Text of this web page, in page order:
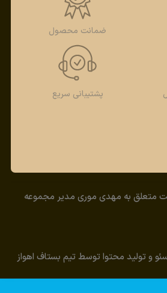
ضمانت محصول
پشتیبانی سریع
متعلق به مهدی موری مدیر مجموعه
و تولید محتوا توسط تیم بستاف اهواز